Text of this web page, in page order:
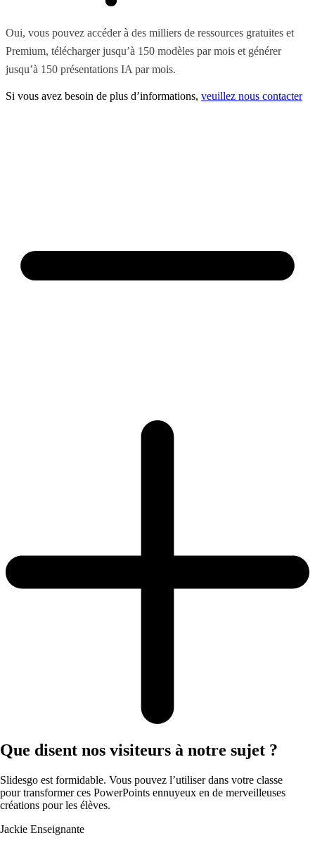
Oui, vous pouvez accéder à des milliers de ressources gratuites et
Premium, télécharger jusqu’à 150 modèles par mois et générer
jusqu’à 150 présentations IA par mois.
Si vous avez besoin de plus d’informations, veuillez nous contacter
Que disent nos visiteurs à notre sujet ?
Slidesgo est formidable. Vous pouvez l’utiliser dans votre classe
pour transformer ces PowerPoints ennuyeux en de merveilleuses
créations pour les élèves.
Jackie Enseignante